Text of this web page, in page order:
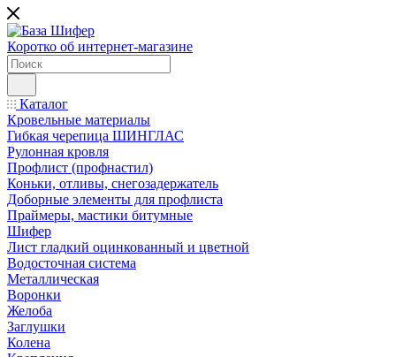
Коротко об интернет-магазине
Каталог
Кровельные материалы
Гибкая черепица ШИНГЛАС
Рулонная кровля
Профлист (профнастил)
Коньки, отливы, снегозадержатель
Доборные элементы для профлиста
Праймеры, мастики битумные
Шифер
Лист гладкий оцинкованный и цветной
Водосточная система
Металлическая
Воронки
Желоба
Заглушки
Колена